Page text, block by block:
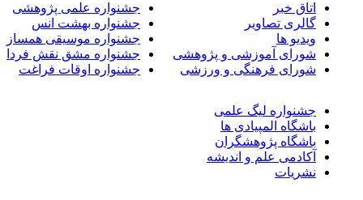
اتاق خبر
گالری تصاویر
ویدیو ها
شورای آموزشی و پژوهشی
شورای فرهنگی و ورزشی
جشنواره علمی پژوهشی
جشنواره بهشت انس
جشنواره موسیقی همساز
جشنواره مشق نقش فردا
جشنواره اوقات فراغت
جشنواره لیگ علمی
باشگاه المپیادی ها
باشگاه پژوهشگران
آکادمی علم و اندیشه
نشریات